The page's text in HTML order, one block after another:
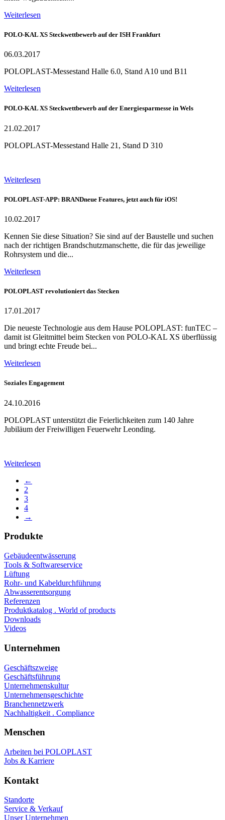
Weiterlesen
POLO-KAL XS Steckwettbewerb auf der ISH Frankfurt
06.03.2017
POLOPLAST-Messestand Halle 6.0, Stand A10 und B11
Weiterlesen
POLO-KAL XS Steckwettbewerb auf der Energiesparmesse in Wels
21.02.2017
POLOPLAST-Messestand Halle 21, Stand D 310
Weiterlesen
POLOPLAST-APP: BRANDneue Features, jetzt auch für iOS!
10.02.2017
Kennen Sie diese Situation? Sie sind auf der Baustelle und suchen
nach der richtigen Brandschutzmanschette, die für das jeweilige
Rohrsystem und die...
Weiterlesen
POLOPLAST revolutioniert das Stecken
17.01.2017
Die neueste Technologie aus dem Hause POLOPLAST: funTEC –
damit ist Gleitmittel beim Stecken von POLO-KAL XS überflüssig
und bringt echte Freude bei...
Weiterlesen
Soziales Engagement
24.10.2016
POLOPLAST unterstützt die Feierlichkeiten zum 140 Jahre
Jubiläum der Freiwilligen Feuerwehr Leonding.
Weiterlesen
←
2
3
4
→
Produkte
Gebäudeentwässerung
Tools & Softwareservice
Lüftung
Rohr- und Kabeldurchführung
Abwasserentsorgung
Referenzen
Produktkatalog . World of products
Downloads
Videos
Unternehmen
Geschäftszweige
Geschäftsführung
Unternehmenskultur
Unternehmensgeschichte
Branchennetzwerk
Nachhaltigkeit . Compliance
Menschen
Arbeiten bei POLOPLAST
Jobs & Karriere
Kontakt
Standorte
Service & Verkauf
Unser Unternehmen